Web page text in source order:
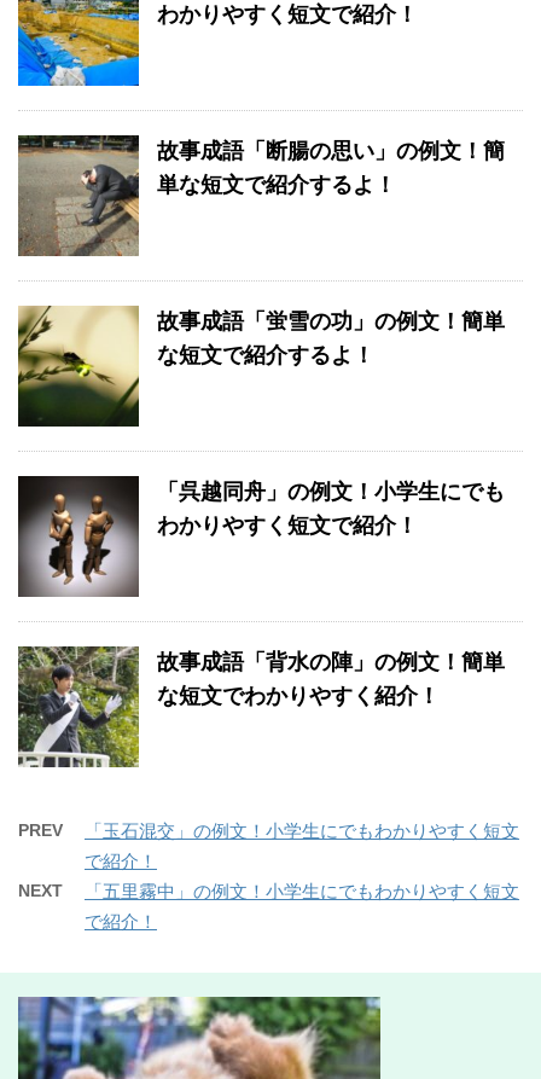
わかりやすく短文で紹介！
故事成語「断腸の思い」の例文！簡
単な短文で紹介するよ！
故事成語「蛍雪の功」の例文！簡単
な短文で紹介するよ！
「呉越同舟」の例文！小学生にでも
わかりやすく短文で紹介！
故事成語「背水の陣」の例文！簡単
な短文でわかりやすく紹介！
PREV
「玉石混交」の例文！小学生にでもわかりやすく短文
で紹介！
NEXT
「五里霧中」の例文！小学生にでもわかりやすく短文
で紹介！